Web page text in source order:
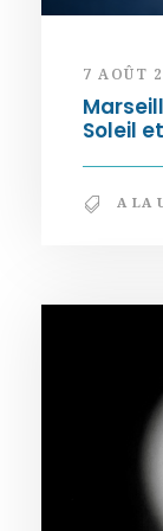
7 AOÛT
Soleil
A LA